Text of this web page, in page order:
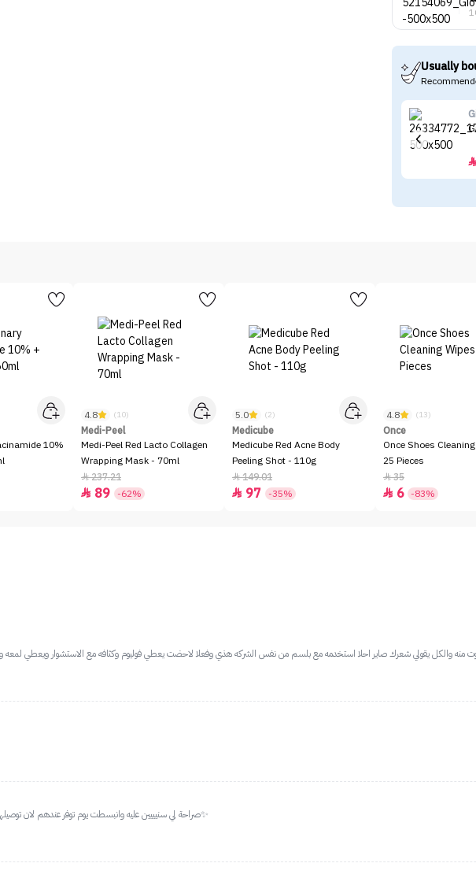
Usually

10%
4.8 (10)
Medi-Peel
Medi-Peel Red Lacto Collagen
Wrapping Mask - 70ml
237.21
 89 -62%
5.0 (2)
Medicube
Medicube Red Acne Body
Peeling Shot - 110g
149.01
 97 -35%
4.8 (13)
Once
Once Shoes
25 Pieces
35
 6 -83%
منه والكل يقولي شعرك صاير احلا استخدمه مع بلسم من نفس الشركه هذي وفعلا لاحضت يعطي فوليوم وكثافه مع الاستشوار ويعطي لمعه
صراحة لي سنيييين عليه وانبسطت يوم توفر عندهم لان توصيلهم اسرع من باقي المواقع✨